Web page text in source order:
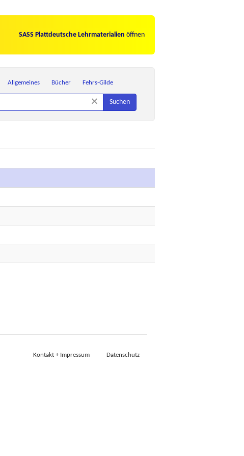
SASS Plattdeutsche Lehrmaterialien öffnen
Allgemeines Bücher Fehrs-Gilde
× Suchen
Kontakt + Impressum
Datenschutz